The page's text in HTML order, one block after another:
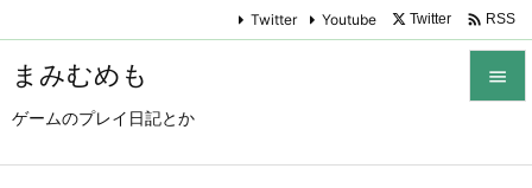
まみむめも
ゲームのプレイ日記とか

Twitter Youtube Twitter  RSS